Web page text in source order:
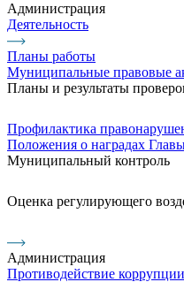
Администрация
Деятельность
Планы работы
Муниципальные правовые
Планы и результаты
Профилактика
Положения о наградах
Муниципальный контроль
Оценка регулирующего
Администрация
Противодействие коррупции